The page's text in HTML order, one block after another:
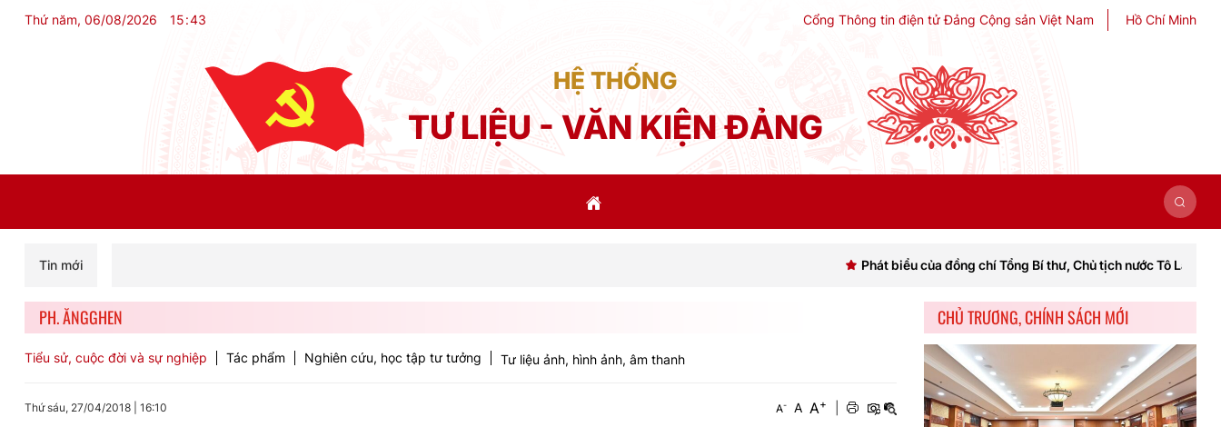
Thứ năm, 06/08/2026 15:43 Cổng Thông tin điện tử Đảng Cộng sản Việt Nam Hồ Chí Minh
HỆ THỐNG
TƯ LIỆU - VĂN KIỆN ĐẢNG
Tin mới Phát biểu của đồng chí Tổng Bí thư, Chủ tịch nước Tô Lâm khai mạc Hội
PH. ĂNGGHEN
Tiểu sử, cuộc đời và sự nghiệp Tác phẩm Nghiên cứu, học tập tư tưởng Tư liệu ảnh, hình ảnh, âm thanh
Thứ sáu, 27/04/2018 16:10 A- A A+
CHỦ TRƯƠNG, CHÍNH SÁCH MỚI